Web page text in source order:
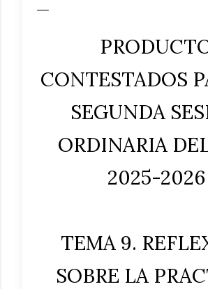
CONTESTADOS
SEGUNDA
ORDINARIA
2025-2026
TEMA 9.
SOBRE LA